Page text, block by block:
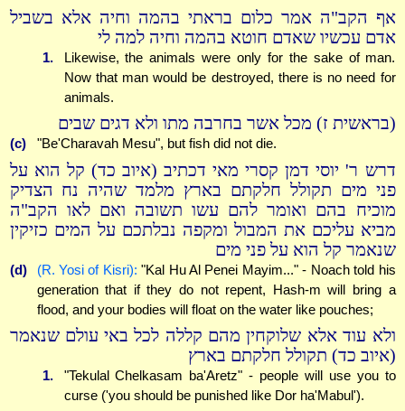
אף הקב"ה אמר כלום בראתי בהמה וחיה אלא בשביל
אדם עכשיו שאדם חוטא בהמה וחיה למה לי
1.
Likewise, the animals were only for the sake of man.
Now that man would be destroyed, there is no need for
animals.
(בראשית ז) מכל אשר בחרבה מתו ולא דגים שבים
(c) "Be'Charavah Mesu", but fish did not die.
דרש ר' יוסי דמן קסרי מאי דכתיב (איוב כד) קל הוא על
פני מים תקולל חלקתם בארץ מלמד שהיה נח הצדיק
מוכיח בהם ואומר להם עשו תשובה ואם לאו הקב"ה
מביא עליכם את המבול ומקפה נבלתכם על המים כזיקין
שנאמר קל הוא על פני מים
(d) (R. Yosi of Kisri): "Kal Hu Al Penei Mayim..." - Noach told his
generation that if they do not repent, Hash-m will bring a
flood, and your bodies will float on the water like pouches;
ולא עוד אלא שלוקחין מהם קללה לכל באי עולם שנאמר
(איוב כד) תקולל חלקתם בארץ
1.
"Tekulal Chelkasam ba'Aretz" - people will use you to
curse ('you should be punished like Dor ha'Mabul').